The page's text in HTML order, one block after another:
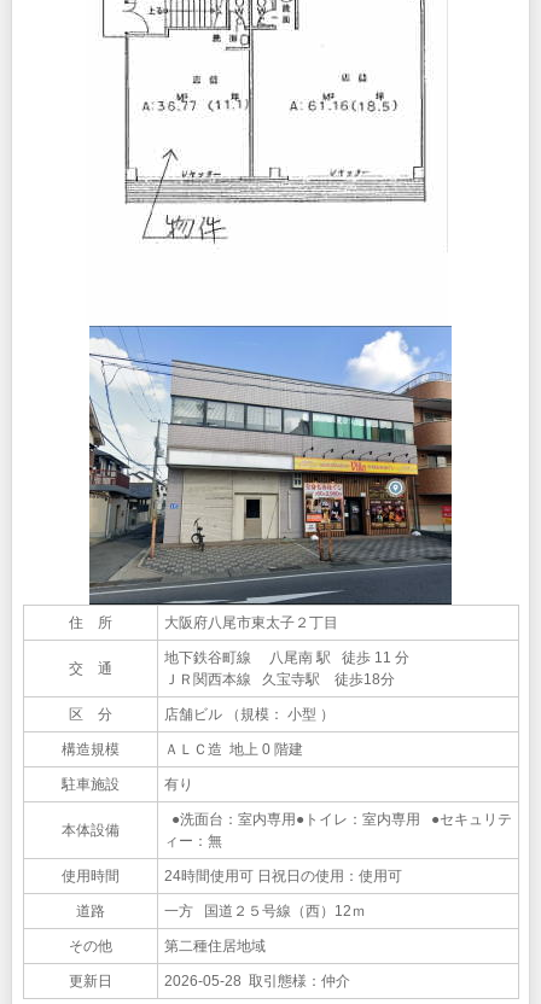
住 所 大阪府八尾市東太子２丁目
交 通
地下鉄谷町線 八尾南 駅 徒歩 11 分
ＪＲ関西本線 久宝寺駅 徒歩18分
区 分 店舗ビル （規模： 小型 ）
構造規模 ＡＬＣ造 地上 0 階建
駐車施設 有り
本体設備
●洗面台：室内専用●トイレ：室内専用 ●セキュリテ
ィー：無
使用時間 24時間使用可 日祝日の使用：使用可
道路 一方 国道２５号線（西）12ｍ
その他 第二種住居地域
更新日 2026-05-28 取引態様：仲介